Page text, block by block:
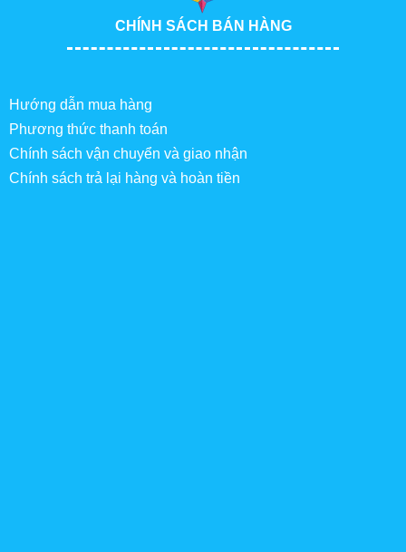
CHÍNH SÁCH BÁN HÀNG
Hướng dẫn mua hàng
Phương thức thanh toán
Chính sách vận chuyển và giao nhận
Chính sách trả lại hàng và hoàn tiền